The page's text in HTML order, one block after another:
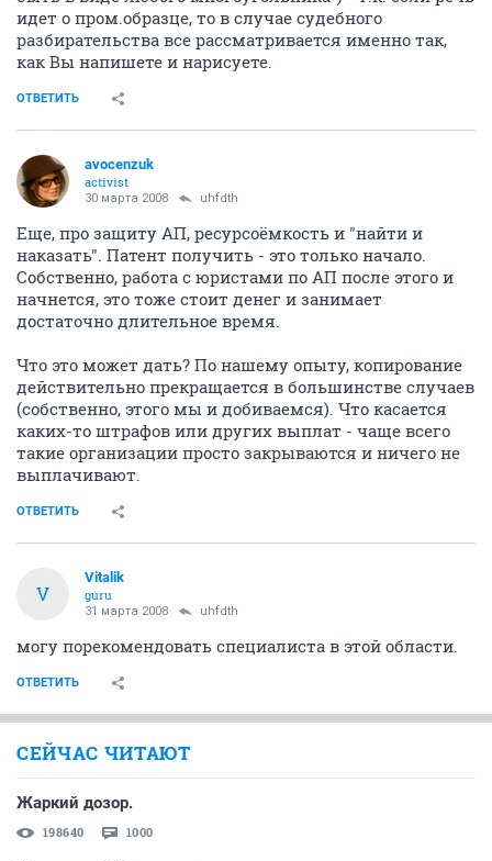
идет о пром.образце, то в случае судебного
разбирательства все рассматривается именно так,
как Вы напишете и нарисуете.
ОТВЕТИТЬ
avocenzuk
activist
30 марта 2008 uhfdth
Еще, про защиту АП, ресурсоёмкость и "найти и
наказать". Патент получить - это только начало.
Собственно, работа с юристами по АП после этого и
начнется, это тоже стоит денег и занимает
достаточно длительное время.
Что это может дать? По нашему опыту, копирование
действительно прекращается в большинстве случаев
(собственно, этого мы и добиваемся). Что касается
каких-то штрафов или других выплат - чаще всего
такие организации просто закрываются и ничего не
выплачивают.
ОТВЕТИТЬ
V
Vitalik
guru
31 марта 2008 uhfdth
могу порекомендовать специалиста в этой области.
ОТВЕТИТЬ
СЕЙЧАС ЧИТАЮТ
Жаркий дозор.
198640 1000